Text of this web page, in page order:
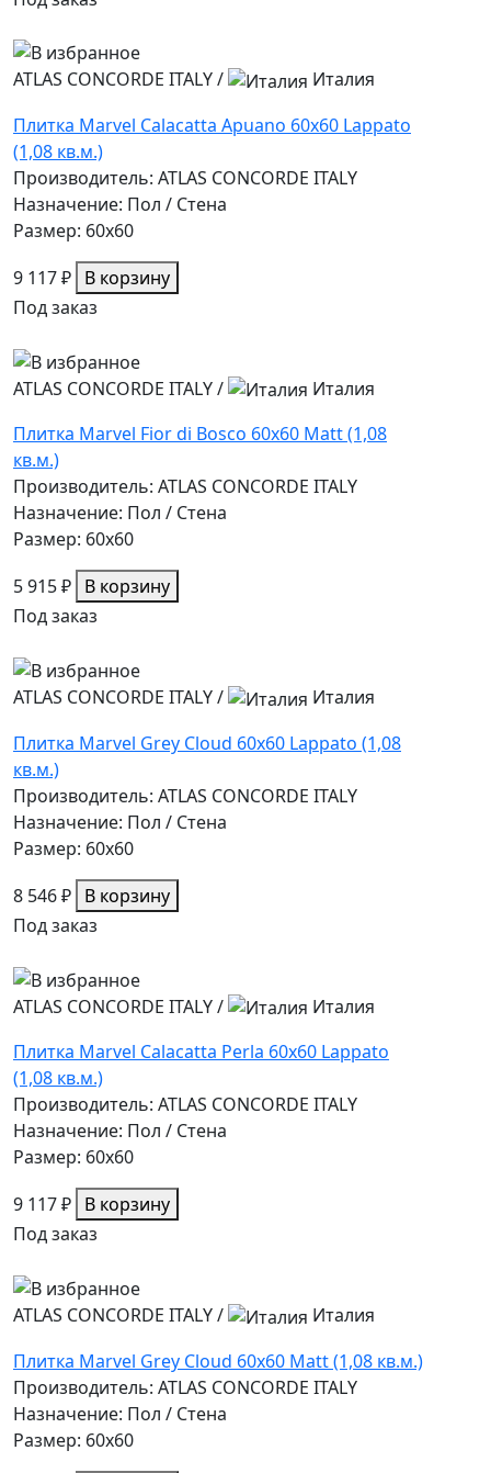
ATLAS CONCORDE ITALY/
Италия
Плитка Marvel Calacatta Apuano 60x60 Lappato
(1,08 кв.м.)
Производитель: ATLAS CONCORDE ITALY
Назначение: Пол / Стена
Размер: 60x60
9 117 ₽ В корзину
Под заказ
ATLAS CONCORDE ITALY/
Италия
Плитка Marvel Fior di Bosco 60x60 Matt (1,08
кв.м.)
Производитель: ATLAS CONCORDE ITALY
Назначение: Пол / Стена
Размер: 60x60
5 915 ₽ В корзину
Под заказ
ATLAS CONCORDE ITALY/
Италия
Плитка Marvel Grey Cloud 60x60 Lappato (1,08
кв.м.)
Производитель: ATLAS CONCORDE ITALY
Назначение: Пол / Стена
Размер: 60x60
8 546 ₽ В корзину
Под заказ
ATLAS CONCORDE ITALY/
Италия
Плитка Marvel Calacatta Perla 60x60 Lappato
(1,08 кв.м.)
Производитель: ATLAS CONCORDE ITALY
Назначение: Пол / Стена
Размер: 60x60
9 117 ₽ В корзину
Под заказ
ATLAS CONCORDE ITALY/
Италия
Плитка Marvel Grey Cloud 60x60 Matt (1,08 кв.м.)
Производитель: ATLAS CONCORDE ITALY
Назначение: Пол / Стена
Размер: 60x60